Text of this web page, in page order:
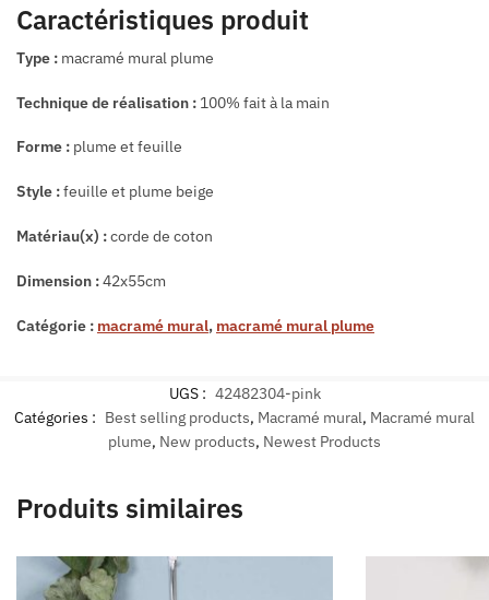
Caractéristiques produit
Type : macramé mural plume
Technique de réalisation : 100% fait à la main
Forme : plume et feuille
Style :feuille et plume beige
Matériau(x) :corde de coton
Dimension :42x55cm
Catégorie : macramé mural, macramé mural plume
UGS : 42482304-pink
Catégories : Best selling products, Macramé mural, Macramé mural
plume, New products, Newest Products
Produits similaires